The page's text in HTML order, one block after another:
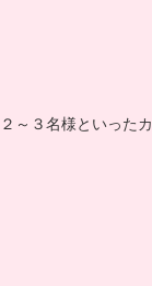
２～３名様といった